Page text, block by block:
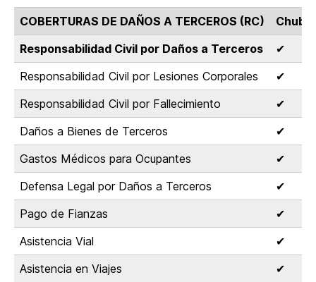
COBERTURAS DE DAÑOS A TERCEROS (RC)
Responsabilidad Civil por Daños a Terceros
✔
Responsabilidad Civil por Lesiones Corporales
✔
Responsabilidad Civil por Fallecimiento
✔
Daños a Bienes de Terceros
✔
Gastos Médicos para Ocupantes
✔
Defensa Legal por Daños a Terceros
✔
Pago de Fianzas
✔
Asistencia Vial
✔
Asistencia en Viajes
✔